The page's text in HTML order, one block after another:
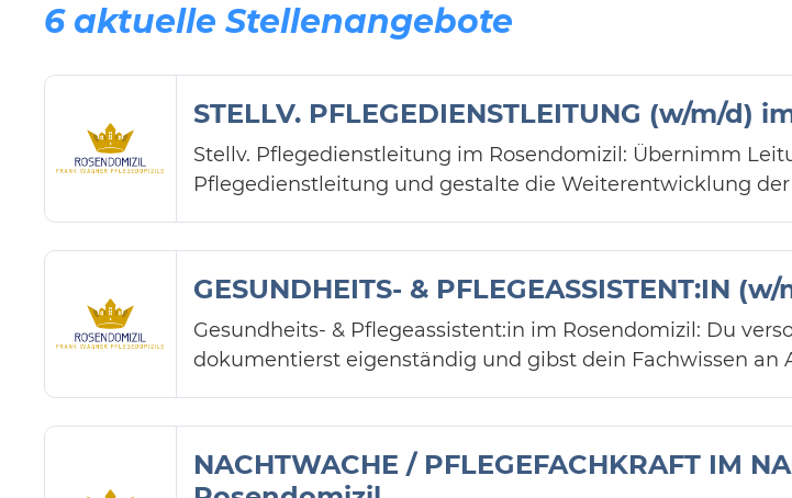
6 aktuelle Stellenangebote
STELLV. PFLEGEDIENSTLEITUNG (w/m/d)
Stellv. Pflegedienstleitung im Rosendomizil: Übernimm
Pflegedienstleitung und gestalte die Weiterentwicklung
GESUNDHEITS- & PFLEGEASSISTENT:IN
Gesundheits- & Pflegeassistent:in im Rosendomizil: Du
dokumentierst eigenständig und gibst dein Fachwissen an
NACHTWACHE / PFLEGEFACHKRAFT IM